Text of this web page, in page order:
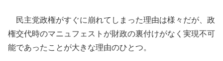
民主党政権がすぐに崩れてしまった理由は様々だが、政
権交代時のマニュフェストが財政の裏付けがなく実現不可
能であったことが大きな理由のひとつ。